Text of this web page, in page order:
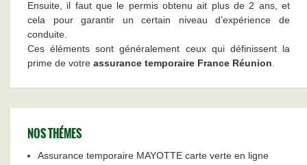
Ensuite, il faut que le permis obtenu ait plus de 2 ans, et
cela pour garantir un certain niveau d’expérience de
conduite.
Ces éléments sont généralement ceux qui définissent la
prime de votre assurance temporaire France Réunion
NOS THÉMES
Assurance temporaire MAYOTTE carte verte en ligne